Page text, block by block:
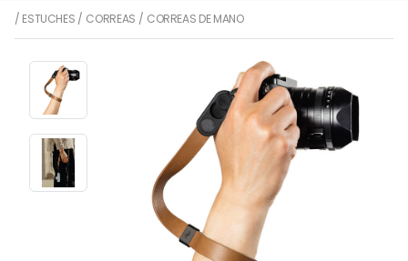
/ ESTUCHES / CORREAS / CORREAS DE MANO